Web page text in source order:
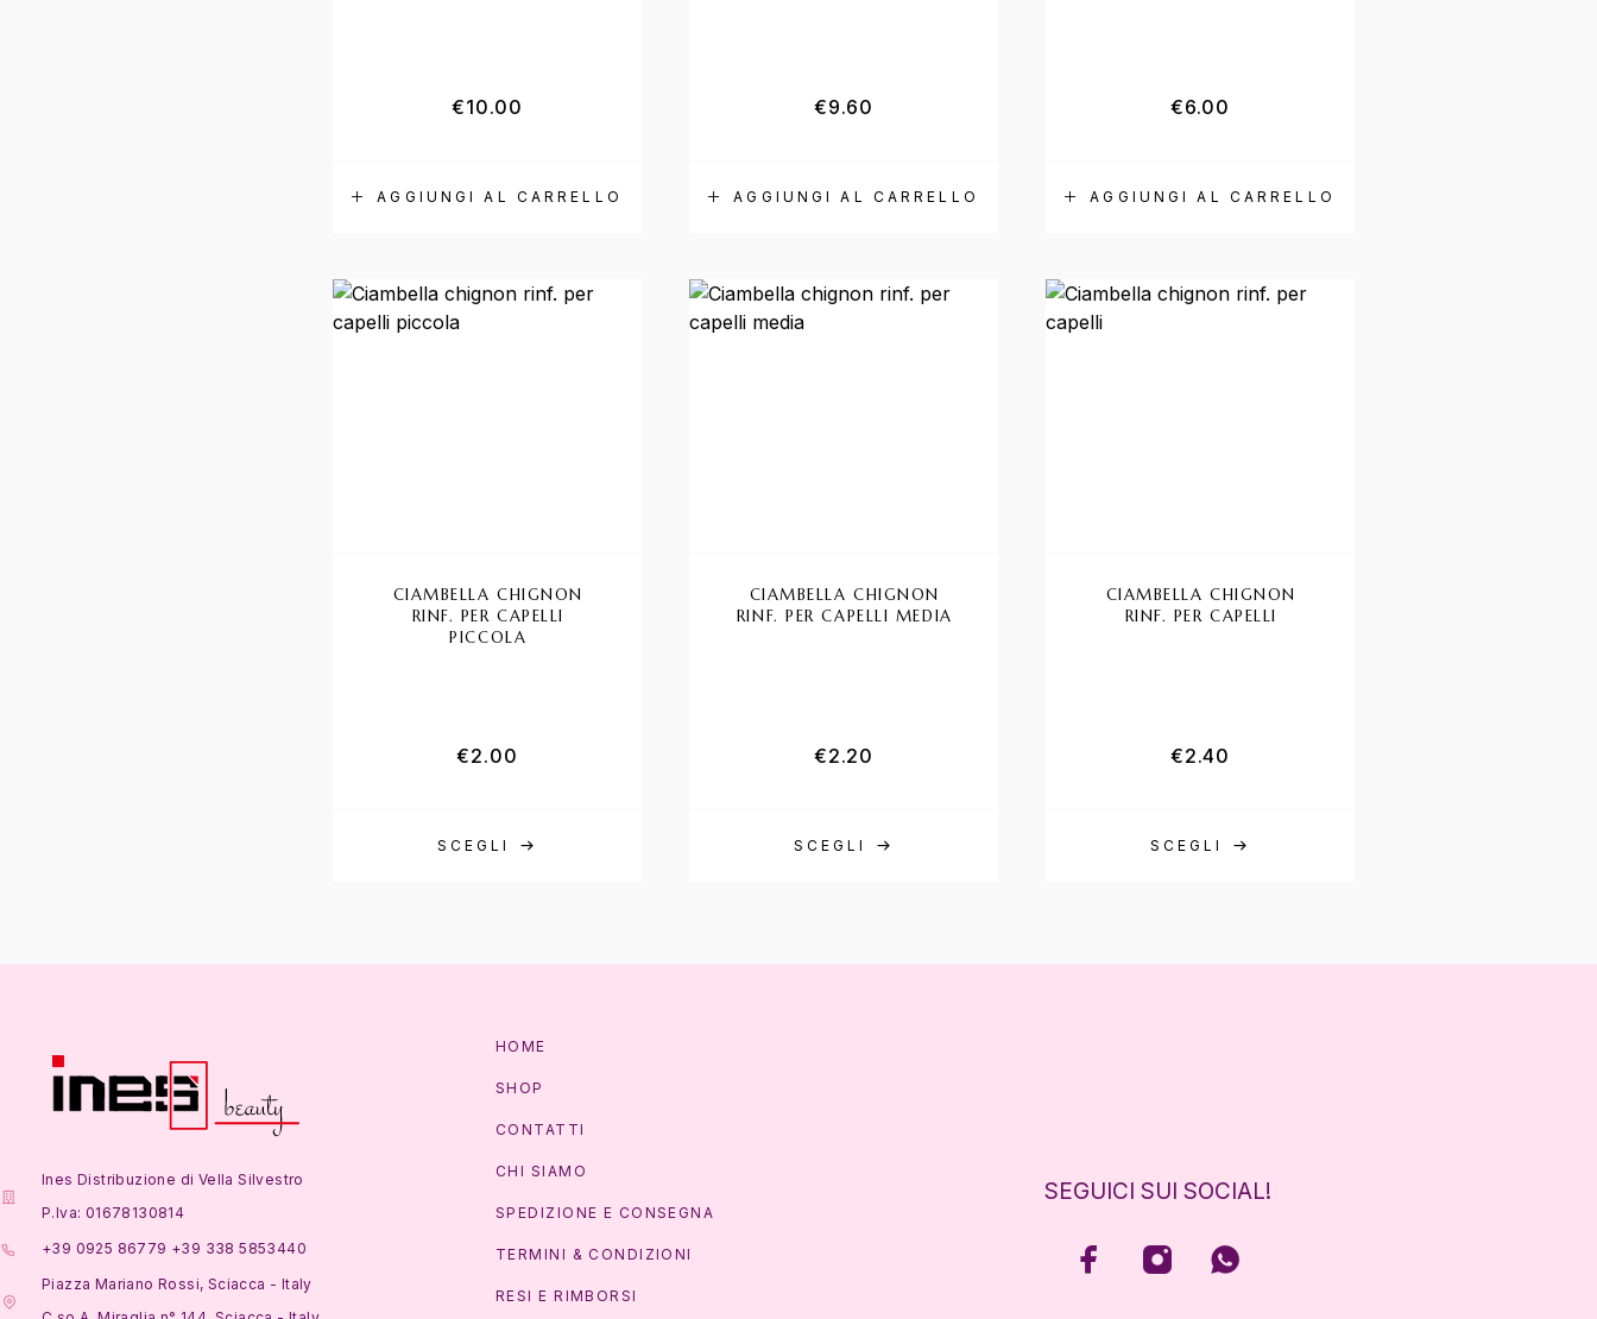
AGGIUNGI AL CARRELLO
€10.00
AGGIUNGI AL CARRELLO
€9.60
AGGIUNGI AL CARRELLO
€6.00
SCEGLI
CIAMBELLA CHIGNON
RINF. PER CAPELLI
PICCOLA
€2.00
SCEGLI
CIAMBELLA CHIGNON
RINF. PER CAPELLI MEDIA
€2.20
SCEGLI
CIAMBELLA CHIGNON
RINF. PER CAPELLI
€2.40
Ines Distribuzione di Vella Silvestro
P.Iva: 01678130814
+39 0925 86779 +39 338 5853440
Piazza Mariano Rossi, Sciacca - Italy
HOME
SHOP
CONTATTI
CHI SIAMO
SPEDIZIONE E CONSEGNA
TERMINI & CONDIZIONI
RESI E RIMBORSI
SEGUICI SUI SOCIAL!